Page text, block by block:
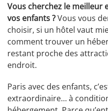
Vous cherchez le meilleur
vos enfants ?Vous vous
choisir, si un hôtel vaut
comment trouver un
restant proche des
endroit.
Paris avec des enfants,
extraordinaire… à